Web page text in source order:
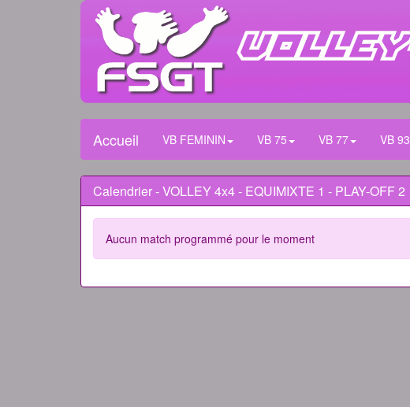
Accueil VB FEMININ VB 75 VB 77 VB 93
Calendrier - VOLLEY 4x4 - EQUIMIXTE 1 - PLAY-OFF 2
Aucun match programmé pour le moment